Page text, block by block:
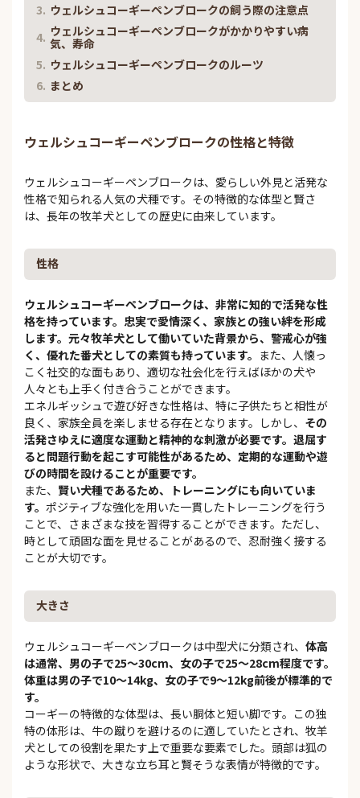
ウェルシュコーギーペンブロークの飼う際の注意点
ウェルシュコーギーペンブロークがかかりやすい病
気、寿命
ウェルシュコーギーペンブロークのルーツ
まとめ
ウェルシュコーギーペンブロークの性格と特徴
ウェルシュコーギーペンブロークは、愛らしい外見と活発な
性格で知られる人気の犬種です。その特徴的な体型と賢さ
は、長年の牧羊犬としての歴史に由来しています。
性格
ウェルシュコーギーペンブロークは、非常に知的で活発な性
格を持っています。忠実で愛情深く、家族との強い絆を形成
します。元々牧羊犬として働いていた背景から、警戒心が強
く、優れた番犬としての素質も持っています。 また、人懐っ
こく社交的な面もあり、適切な社会化を行えばほかの犬や
人々とも上手く付き合うことができます。
エネルギッシュで遊び好きな性格は、特に子供たちと相性が
良く、家族全員を楽しませる存在となります。しかし、 その
活発さゆえに適度な運動と精神的な刺激が必要です。退屈す
ると問題行動を起こす可能性があるため、定期的な運動や遊
びの時間を設けることが重要です。
また、 賢い犬種であるため、トレーニングにも向いていま
す。 ポジティブな強化を用いた一貫したトレーニングを行う
ことで、さまざまな技を習得することができます。ただし、
時として頑固な面を見せることがあるので、忍耐強く接する
ことが大切です。
大きさ
ウェルシュコーギーペンブロークは中型犬に分類され、 体高
は通常、男の子で25〜30cm、女の子で25〜28cm程度です。
体重は男の子で10〜14kg、女の子で9〜12kg前後が標準的で
す。
コーギーの特徴的な体型は、長い胴体と短い脚です。この独
特の体形は、牛の蹴りを避けるのに適していたとされ、牧羊
犬としての役割を果たす上で重要な要素でした。頭部は狐の
ような形状で、大きな立ち耳と賢そうな表情が特徴的です。